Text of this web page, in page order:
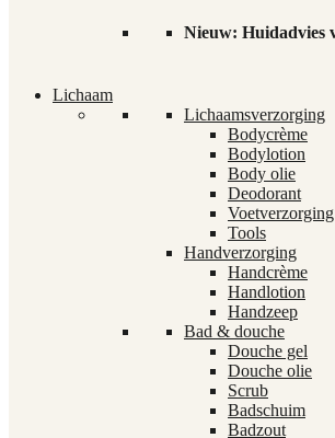
Nieuw: Huidadvies
Lichaam
Lichaamsverzorging
Bodycrème
Bodylotion
Body olie
Deodorant
Voetverzorging
Tools
Handverzorging
Handcrème
Handlotion
Handzeep
Bad & douche
Douche gel
Douche olie
Scrub
Badschuim
Badzout